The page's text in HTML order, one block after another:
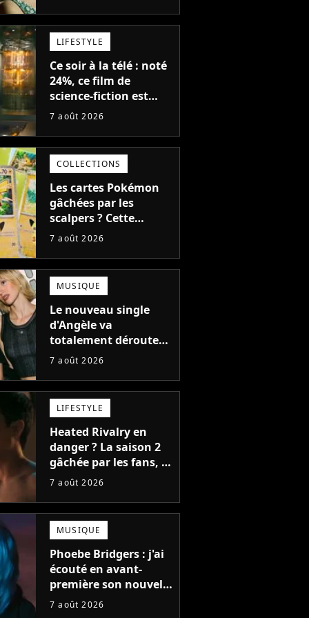
21ème siècle
LIFESTYLE
Ce soir à la télé : noté
24%, ce film de
science-fiction est
complètement raté,
encore pire à cause de
son acteur
7 août 2026
COLLECTIONS
Les cartes Pokémon
gâchées par les
scalpers ? Cette
technique géniale
ruiner les revendeurs
7 août 2026
MUSIQUE
Le nouveau single
d'Angèle va
totalement dérouter
le public, et c'est une
7 août 2026
LIFESTYLE
Heated Rivalry en
danger ? La saison 2
gâchée par les fans, le
créateur pousse un
7 août 2026
MUSIQUE
Phoebe Bridgers : j'ai
écouté en avant-
première son nouvel
album, c'est le bijou
7 août 2026